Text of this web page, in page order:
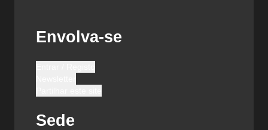
Envolva-se
Sede